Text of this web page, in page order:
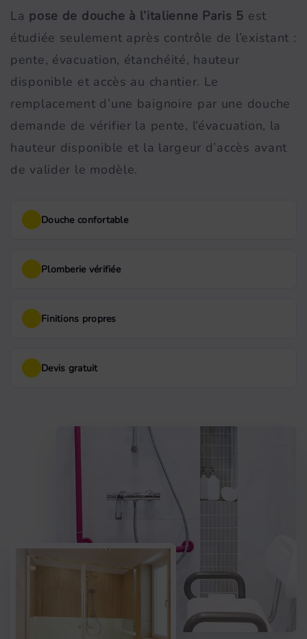
La pose de douche à l’italienne Paris 5 est
étudiée seulement après contrôle de l’existant :
pente, évacuation, étanchéité, hauteur
disponible et accès au chantier. Le
remplacement d’une baignoire par une douche
demande de vérifier la pente, l’évacuation, la
hauteur disponible et la largeur d’accès avant
de valider le modèle.
Douche confortable
Plomberie vérifiée
Finitions propres
Devis gratuit